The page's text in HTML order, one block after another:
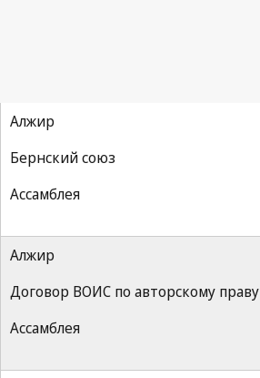
Алжир
Бернский союз
Ассамблея
Алжир
Договор ВОИС по авторскому праву
Ассамблея